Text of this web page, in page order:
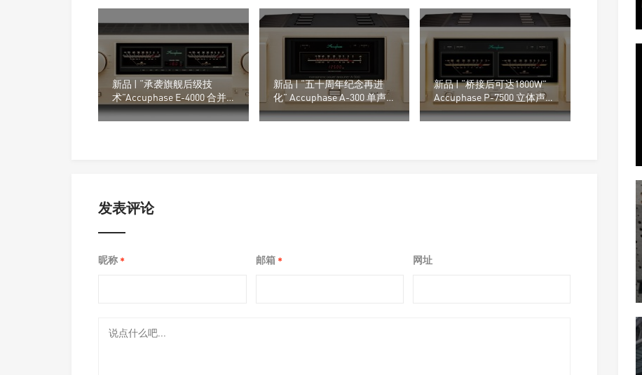
新品 | “承袭旗舰后级技
术”Accuphase E-4000 合并
扩大机
新品 | “五十周年纪念再进
化” Accuphase A-300 单声
道后级
新品 | “桥接后可达1800W”
Accuphase P-7500 立体声后
级
发表评论
昵称 * 邮箱 * 网址